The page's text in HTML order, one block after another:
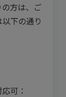
方は、ご
下の通り
可：